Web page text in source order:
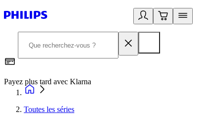
Payez plus tard avec Klarna
Toutes les séries